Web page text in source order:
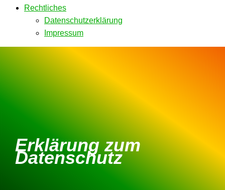
Rechtliches
Datenschutzerklärung
Impressum
Erklärung zum
Datenschutz